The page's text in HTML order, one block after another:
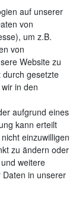
auf unserer
von
um z.B.
von
Website zu
gesetzte
in den
aufgrund eines
kann erteilt
einzuwilligen
zu ändern oder
und weitere
Daten in unserer